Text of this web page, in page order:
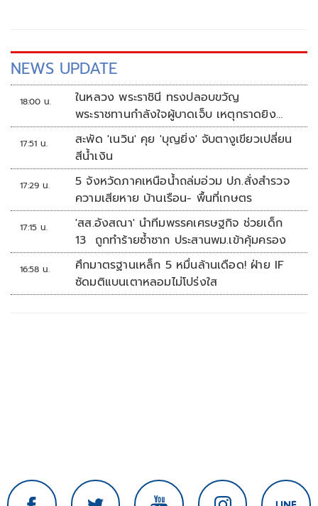
NEWS UPDATE
18:00 น.
ในหลวง พระราชินี ทรงปลอบขวัญ
พระราชทานกำลังใจผู้บาดเจ็บ เหตุกราดยิง
รร.เทพศิรินทร์นนทบุรี
17:51 น.
สะพัด 'เนวิน' คุย 'บุญยิ่ง' จับตางูเขียวเปลี่ยน
สีน้ำเงิน
17:29 น.
5 จังหวัดภาคเหนือน้ำถล่มอ่วม ปภ.สั่งสำรวจ
ความเสียหาย บ้านเรือน- พื้นที่เกษตร
17:15 น.
'สส.อังสณา' นำทีมพรรคเศรษฐกิจ ช่วยเด็ก
13 ถูกทำร้ายซ้ำซาก ประสานพม.เข้าคุ้มครอง
16:58 น.
ศึกมาตรฐานเหล็ก 5 หมื่นล้านเดือด! ฝ่าย IF
ซัดมติแบนเตาหลอมไม่โปร่งใส